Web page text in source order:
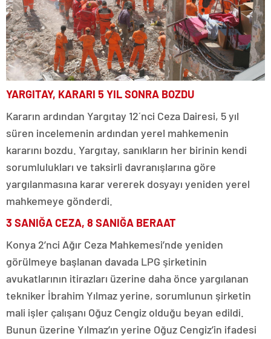
YARGITAY, KARARI 5 YIL SONRA BOZDU
Kararın ardından Yargıtay 12´nci Ceza Dairesi, 5 yıl
süren incelemenin ardından yerel mahkemenin
kararını bozdu. Yargıtay, sanıkların her birinin kendi
sorumlulukları ve taksirli davranışlarına göre
yargılanmasına karar vererek dosyayı yeniden yerel
mahkemeye gönderdi.
3 SANIĞA CEZA, 8 SANIĞA BERAAT
Konya 2’nci Ağır Ceza Mahkemesi’nde yeniden
görülmeye başlanan davada LPG şirketinin
avukatlarının itirazları üzerine daha önce yargılanan
tekniker İbrahim Yılmaz yerine, sorumlunun şirketin
mali işler çalışanı Oğuz Cengiz olduğu beyan edildi.
Bunun üzerine Yılmaz’ın yerine Oğuz Cengiz’in ifadesi